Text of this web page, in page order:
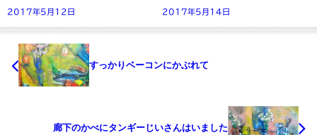
2017年5月12日 2017年5月14日
すっかりベーコンにかぶれて
廊下のかべにタンギーじいさんはいました